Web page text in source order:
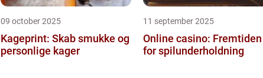
09 october 2025
Kageprint: Skab smukke og
personlige kager
11 september 2025
Online casino: Fremtiden
for spilunderholdning